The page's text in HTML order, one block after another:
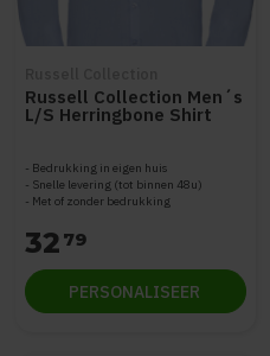
Russell Collection Men´s
L/S Herringbone Shirt
Bedrukking in eigen huis
Snelle levering (tot binnen 48u)
Met of zonder bedrukking
32 79
PERSONALISEER